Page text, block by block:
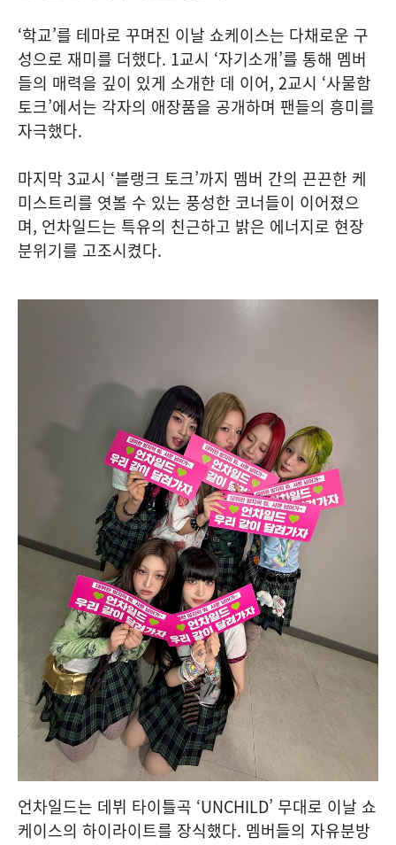
‘학교’를 테마로 꾸며진 이날 쇼케이스는 다채로운 구
성으로 재미를 더했다. 1교시 ‘자기소개’를 통해 멤버
들의 매력을 깊이 있게 소개한 데 이어, 2교시 ‘사물함
토크’에서는 각자의 애장품을 공개하며 팬들의 흥미를
자극했다.
마지막 3교시 ‘블랭크 토크’까지 멤버 간의 끈끈한 케
미스트리를 엿볼 수 있는 풍성한 코너들이 이어졌으
며, 언차일드는 특유의 친근하고 밝은 에너지로 현장
분위기를 고조시켰다.
언차일드는 데뷔 타이틀곡 ‘UNCHILD’ 무대로 이날 쇼
케이스의 하이라이트를 장식했다. 멤버들의 자유분방